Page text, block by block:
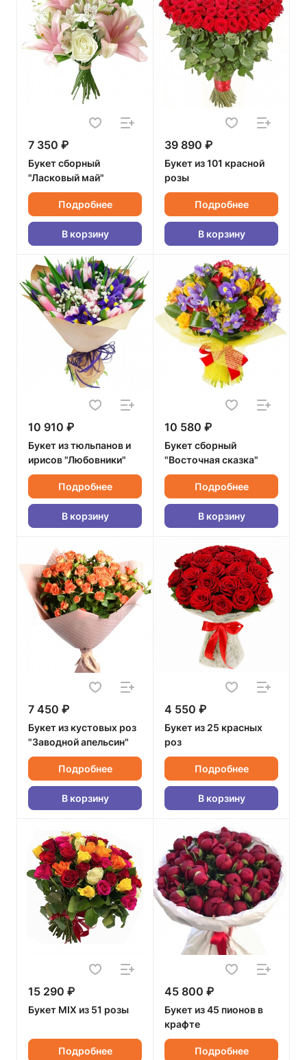
7 350 ₽
Букет сборный
"Ласковый май"
Подробнее
В корзину
39 890 ₽
Букет из 101 красной
розы
Подробнее
В корзину
10 910 ₽
Букет из тюльпанов и
ирисов "Любовники"
Подробнее
В корзину
10 580 ₽
Букет сборный
"Восточная сказка"
Подробнее
В корзину
7 450 ₽
Букет из кустовых роз
"Заводной апельсин"
Подробнее
В корзину
4 550 ₽
Букет из 25 красных
роз
Подробнее
В корзину
15 290 ₽
Букет MIX из 51 розы
Подробнее
45 800 ₽
Букет из 45 пионов в
крафте
Подробнее